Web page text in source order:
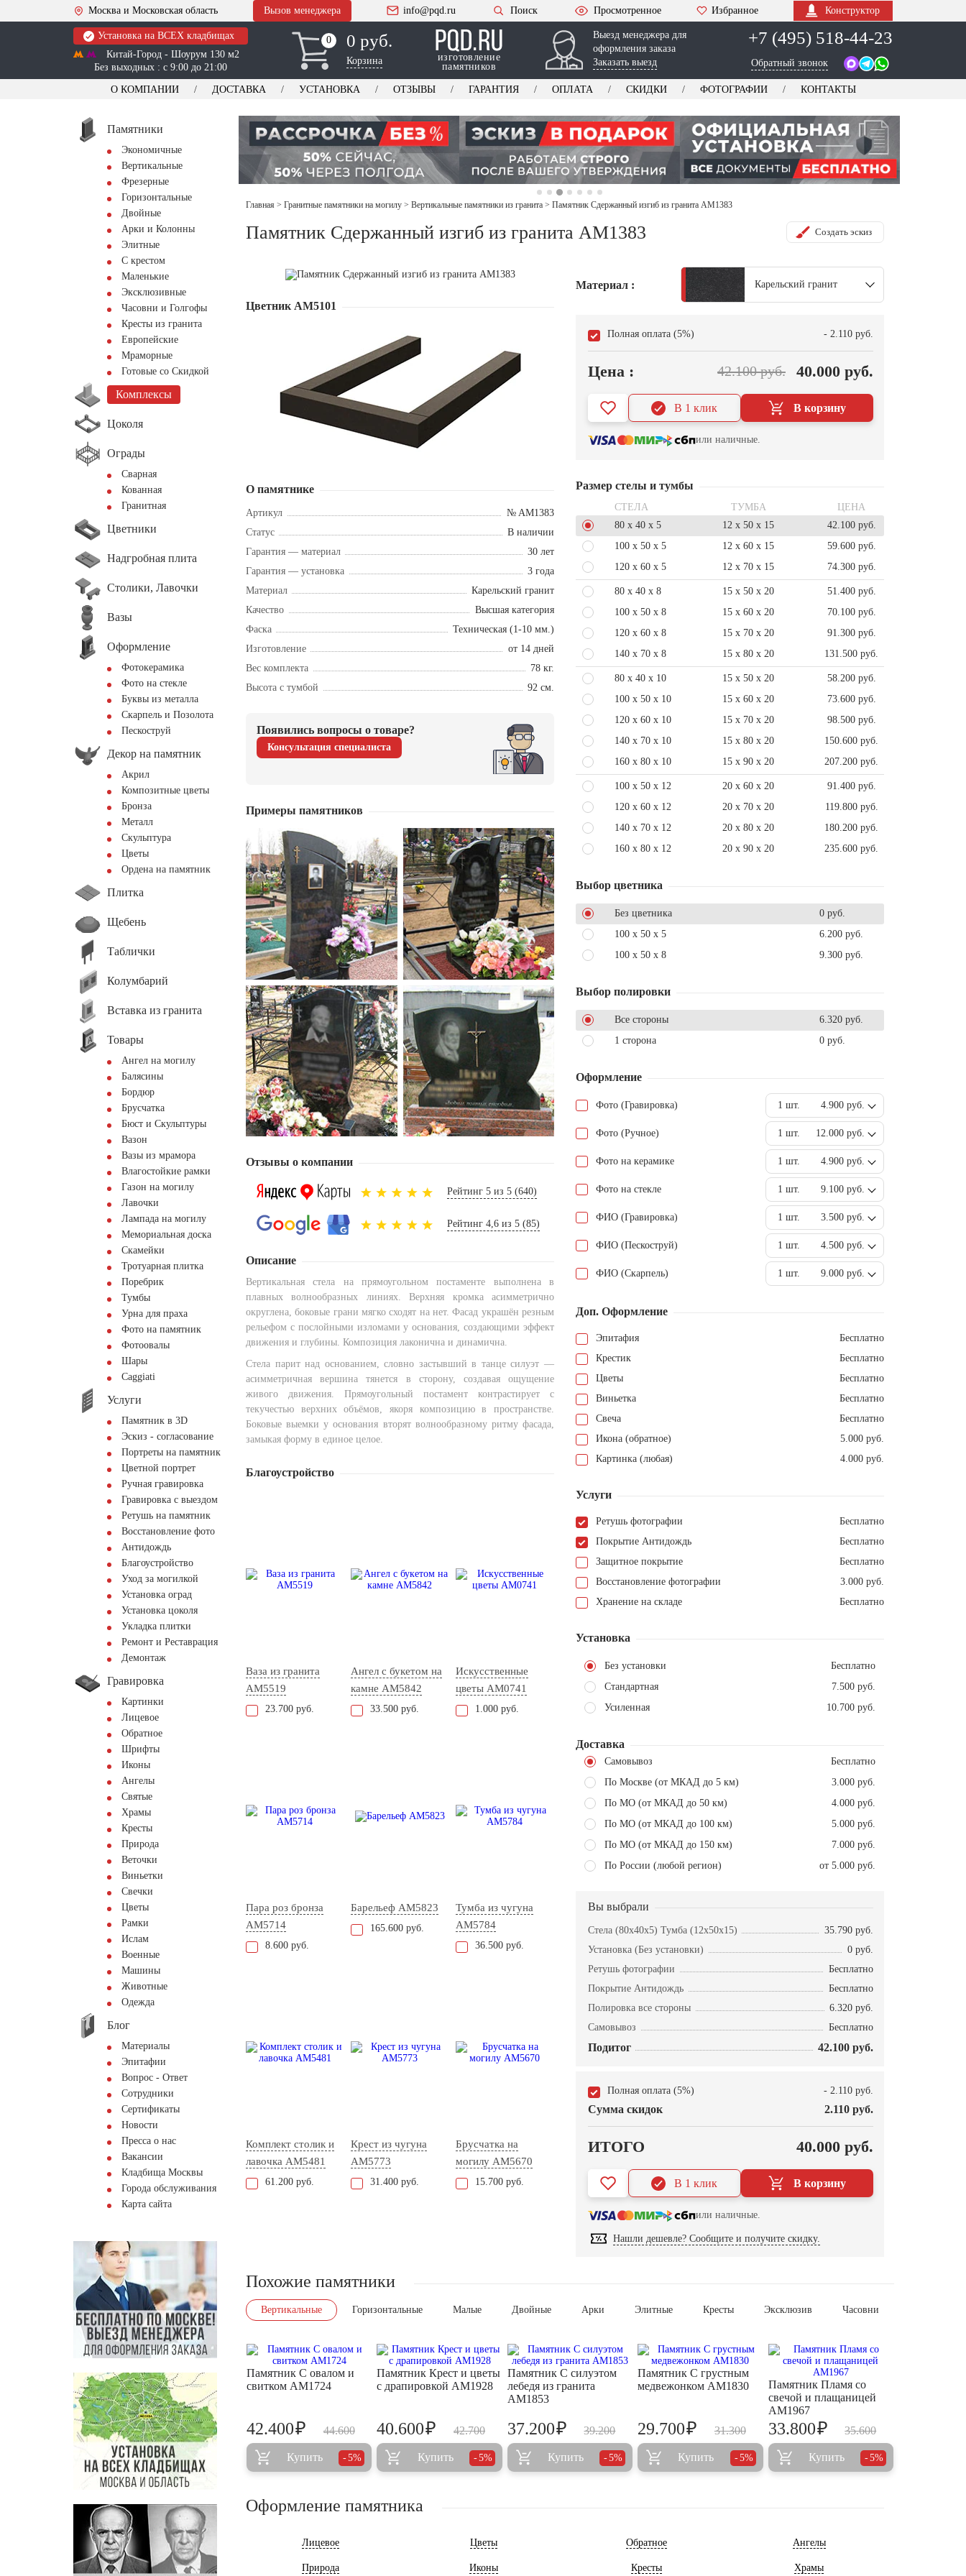
Москва и Московская область Вызов менеджера info@pqd.ru Поиск Просмотренное Избранное Конструктор
Установка на ВСЕХ кладбищах
Китай-Город - Шоурум 130 м2
Без выходных : с 9:00 до 21:00
0
0 0 руб.
Корзина
изготовление
памятников
Выезд менеджера для
оформления заказа
Заказать выезд
+7 (495) 518-44-23
Обратный звонок
О КОМПАНИИ ДОСТАВКА УСТАНОВКА ОТЗЫВЫ ГАРАНТИЯ ОПЛАТА СКИДКИ ФОТОГРАФИИ КОНТАКТЫ
Памятники
Экономичные
Вертикальные
Фрезерные
Горизонтальные
Двойные
Арки и Колонны
Элитные
С крестом
Маленькие
Эксклюзивные
Часовни и Голгофы
Кресты из гранита
Европейские
Мраморные
Готовые со Скидкой
Комплексы
Цоколя
Ограды
Сварная
Кованная
Гранитная
Цветники
Надгробная плита
Столики, Лавочки
Вазы
Оформление
Фотокерамика
Фото на стекле
Буквы из металла
Скарпель и Позолота
Пескоструй
Декор на памятник
Акрил
Композитные цветы
Бронза
Металл
Скульптура
Цветы
Ордена на памятник
Плитка
Щебень
Таблички
Колумбарий
Вставка из гранита
Товары
Ангел на могилу
Балясины
Бордюр
Брусчатка
Бюст и Скульптуры
Вазон
Вазы из мрамора
Влагостойкие рамки
Газон на могилу
Лавочки
Лампада на могилу
Мемориальная доска
Скамейки
Тротуарная плитка
Поребрик
Тумбы
Урна для праха
Фото на памятник
Фотоовалы
Шары
Сaggiati
Услуги
Памятник в 3D
Эскиз - согласование
Портреты на памятник
Цветной портрет
Ручная гравировка
Гравировка с выездом
Ретушь на памятник
Восстановление фото
Антидождь
Благоустройство
Уход за могилкой
Установка оград
Установка цоколя
Укладка плитки
Ремонт и Реставрация
Демонтаж
Гравировка
Картинки
Лицевое
Обратное
Шрифты
Иконы
Ангелы
Святые
Храмы
Кресты
Природа
Веточки
Виньетки
Свечки
Цветы
Рамки
Ислам
Военные
Машины
Животные
Одежда
Блог
Материалы
Эпитафии
Вопрос - Ответ
Сотрудники
Сертификаты
Новости
Пресса о нас
Вакансии
Кладбища Москвы
Города обслуживания
Карта сайта
Главная > Гранитные памятники на могилу > Вертикальные памятники из гранита > Памятник Сдержанный изгиб из гранита AM1383
Памятник Сдержанный изгиб из гранита AM1383 Создать эскиз
Цветник АМ5101
О памятнике
Артикул
№ AM1383
Статус
В наличии
Гарантия — материал
30 лет
Гарантия — установка
3 года
Материал
Карельский гранит
Качество
Высшая категория
Фаска
Техническая (1-10 мм.)
Изготовление
от 14 дней
Вес комплекта
78 кг.
Высота с тумбой
92 см.
Появились вопросы о товаре?
Консультация специалиста
Примеры памятников
Отзывы о компании
Рейтинг 5 из 5 (640)
Рейтинг 4,6 из 5 (85)
Описание
Вертикальная стела на прямоугольном постаменте выполнена в
плавных волнообразных линиях. Верхняя кромка асимметрично
округлена, боковые грани мягко сходят на нет. Фасад украшён резным
рельефом с послойными изломами у основания, создающими эффект
движения и глубины. Композиция лаконична и динамична.
Стела парит над основанием, словно застывший в танце силуэт —
асимметричная вершина тянется в сторону, создавая ощущение
живого движения. Прямоугольный постамент контрастирует с
текучестью верхних объёмов, якоря композицию в пространстве.
Боковые выемки у основания вторят волнообразному ритму фасада,
замыкая форму в единое целое.
Благоустройство
Ваза из гранита
AM5519
23.700 руб.
Ангел с букетом на
камне AM5842
33.500 руб.
Искусственные
цветы AM0741
1.000 руб.
Пара роз бронза
AM5714
8.600 руб.
Барельеф AM5823
165.600 руб.
Тумба из чугуна
AM5784
36.500 руб.
Комплект столик и
лавочка AM5481
61.200 руб.
Крест из чугуна
AM5773
31.400 руб.
Брусчатка на
могилу AM5670
15.700 руб.
Материал : Карельский гранит
Полная оплата (5%) - 2.110 руб.
Цена : 42.100 руб. 40.000 руб.
В корзину
В 1 клик
или наличные.
Размер стелы и тумбы
СТЕЛА ТУМБА
ЦЕНА
80 x 40 x 5
12 x 50 x 15
42.100 руб.
100 x 50 x 5
12 x 60 x 15
59.600 руб.
120 x 60 x 5
12 x 70 x 15 74.300 руб.
80 x 40 x 8 15 x 50 x 20
51.400 руб.
100 x 50 x 8
15 x 60 x 20
70.100 руб.
120 x 60 x 8
15 x 70 x 20
91.300 руб.
140 x 70 x 8
15 x 80 x 20 131.500 руб.
80 x 40 x 10 15 x 50 x 20
58.200 руб.
100 x 50 x 10
15 x 60 x 20
73.600 руб.
120 x 60 x 10
15 x 70 x 20
98.500 руб.
140 x 70 x 10
15 x 80 x 20
150.600 руб.
160 x 80 x 10
15 x 90 x 20 207.200 руб.
100 x 50 x 12 20 x 60 x 20
91.400 руб.
120 x 60 x 12
20 x 70 x 20
119.800 руб.
140 x 70 x 12
20 x 80 x 20
180.200 руб.
160 x 80 x 12
20 x 90 x 20 235.600 руб.
Выбор цветника
Без цветника
0 руб.
100 x 50 x 5
6.200 руб.
100 x 50 x 8
9.300 руб.
Выбор полировки
Все стороны
6.320 руб.
1 сторона
0 руб.
Оформление
Фото (Гравировка) 1 шт. 4.900 руб.
Фото (Ручное) 1 шт. 12.000 руб.
Фото на керамике 1 шт. 4.900 руб.
Фото на стекле 1 шт. 9.100 руб.
ФИО (Гравировка) 1 шт. 3.500 руб.
ФИО (Пескоструй) 1 шт. 4.500 руб.
ФИО (Скарпель) 1 шт. 9.000 руб.
Доп. Оформление
Эпитафия
Бесплатно
Крестик
Бесплатно
Цветы
Бесплатно
Виньетка
Бесплатно
Свеча
Бесплатно
Икона (обратное)
5.000 руб.
Картинка (любая)
4.000 руб.
Услуги
Ретушь фотографии
Бесплатно
Покрытие Антидождь
Бесплатно
Защитное покрытие
Бесплатно
Восстановление фотографии
3.000 руб.
Хранение на складе
Бесплатно
Установка
Без установки
Бесплатно
Стандартная
7.500 руб.
Усиленная
10.700 руб.
Доставка
Самовывоз
Бесплатно
По Москве (от МКАД до 5 км)
3.000 руб.
По МО (от МКАД до 50 км)
4.000 руб.
По МО (от МКАД до 100 км)
5.000 руб.
По МО (от МКАД до 150 км)
7.000 руб.
По России (любой регион)
от 5.000 руб.
Вы выбрали
Стела (80x40x5) Тумба (12x50x15)
35.790 руб.
Установка (Без установки)
0 руб.
Ретушь фотографии
Бесплатно
Покрытие Антидождь
Бесплатно
Полировка все стороны
6.320 руб.
Самовывоз
Бесплатно
Подитог 42.100 руб.
Полная оплата (5%) - 2.110 руб.
Сумма скидок 2.110 руб.
ИТОГО 40.000 руб.
В корзину
В 1 клик
или наличные.
Нашли дешевле? Сообщите и получите скидку.
Похожие памятники
Вертикальные Горизонтальные Малые Двойные Арки Элитные Кресты Эксклюзив Часовни
Памятник С овалом и
свитком AM1724
44.600
42.400₽
Купить 5%
Памятник Крест и цветы
с драпировкой AM1928
42.700
40.600₽
Купить 5%
Памятник С силуэтом
лебедя из гранита
AM1853
39.200
37.200₽
Купить 5%
Памятник С грустным
медвежонком AM1830
31.300
29.700₽
Купить 5%
Памятник Пламя со
свечой и плащаницей
AM1967
35.600
33.800₽
Купить 5%
Оформление памятника
Лицевое Цветы Обратное Ангелы
Природа Иконы Кресты Храмы